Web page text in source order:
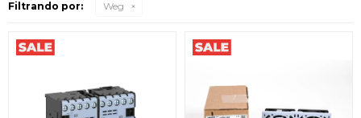
Filtrando por: Weg